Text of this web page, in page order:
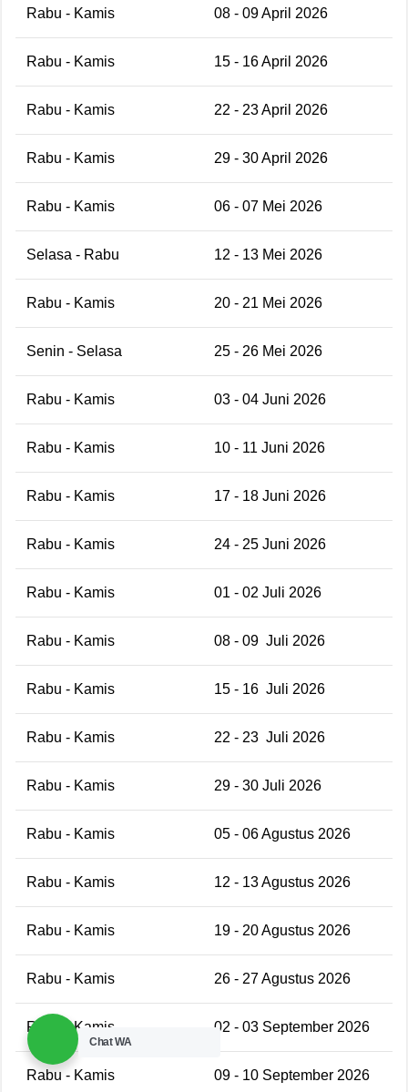
Rabu - Kamis 08 - 09 April 2026
Rabu - Kamis 15 - 16 April 2026
Rabu - Kamis 22 - 23 April 2026
Rabu - Kamis 29 - 30 April 2026
Rabu - Kamis 06 - 07 Mei 2026
Selasa - Rabu 12 - 13 Mei 2026
Rabu - Kamis 20 - 21 Mei 2026
Senin - Selasa 25 - 26 Mei 2026
Rabu - Kamis 03 - 04 Juni 2026
Rabu - Kamis 10 - 11 Juni 2026
Rabu - Kamis 17 - 18 Juni 2026
Rabu - Kamis 24 - 25 Juni 2026
Rabu - Kamis 01 - 02 Juli 2026
Rabu - Kamis 08 - 09 Juli 2026
Rabu - Kamis 15 - 16 Juli 2026
Rabu - Kamis 22 - 23 Juli 2026
Rabu - Kamis 29 - 30 Juli 2026
Rabu - Kamis 05 - 06 Agustus 2026
Rabu - Kamis 12 - 13 Agustus 2026
Rabu - Kamis 19 - 20 Agustus 2026
Rabu - Kamis 26 - 27 Agustus 2026
Rabu - Kamis 02 - 03 September 2026
Rabu - Kamis 09 - 10 September 2026
Chat WA